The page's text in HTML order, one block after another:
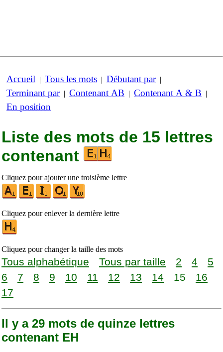
Accueil | Tous les mots | Débutant par|
Terminant par| Contenant AB | Contenant A & B |
En position
Liste des mots de 15 lettres
contenant
Cliquez pour ajouter une troisième lettre
Cliquez pour enlever la dernière lettre
Cliquez pour changer la taille des mots
Tous alphabétique Tous par taille 2 4
5
6
7 8 9 10 11 12 13 14 15
16
17
Il y a 29 mots de quinze lettres
contenant EH